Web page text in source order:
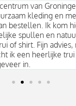
van
kleding en
bestellen. Ik kom
spullen en
of shirt. Fijn advies,
ik een heerlijke
in.